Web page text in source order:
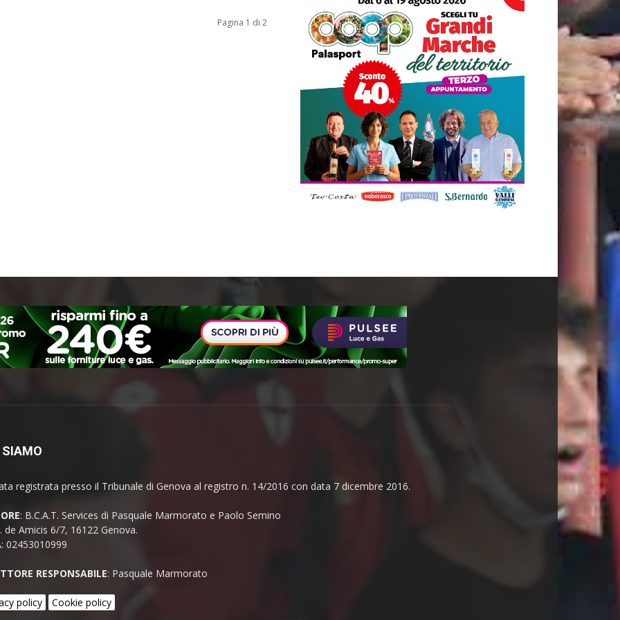
Pagina 1 di 2
registrata presso il Tribunale di Genova al registro n. 14/2016 con data 7 dicembre 2016.
: B.C.A.T. Services di Pasquale Marmorato e Paolo Semino
de Amicis 6/7, 16122 Genova.
02453010999
RESPONSABILE: Pasquale Marmorato
policy Cookie policy